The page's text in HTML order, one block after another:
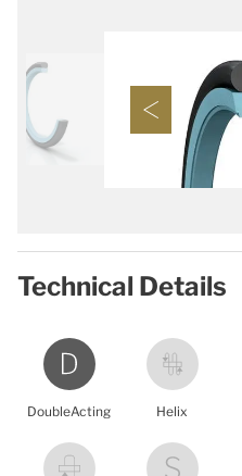
Technical Details
DoubleActing Helix